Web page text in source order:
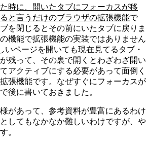
時に、開いたタブにフォーカスが移
と言うだけのブラウザの拡張機能で
を閉じるとその前にいたタブに戻りま
機能で拡張機能の実装ではありません
いページを開いても現在見てるタブ・
残って、その裏で開くとわざわざ開い
アクティブにする必要があって面倒く
張機能です。なぜすぐにフォーカスが
後に書いておきました。
があって、参考資料が豊富にあるわけ
してもなかなか難しいわけですが、や
。